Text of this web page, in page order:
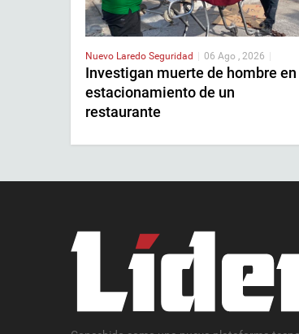
Nuevo Laredo Seguridad | 06 Ago , 2026 |
Investigan muerte de hombre en
estacionamiento de un
restaurante